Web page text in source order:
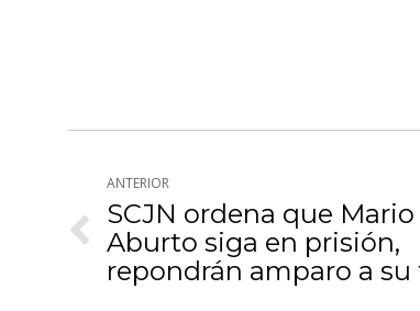
entre
publicaciones
ANTERIOR
Publicación
anterior:
SCJN ordena que Mario
Aburto siga en prisión,
repondrán amparo a su